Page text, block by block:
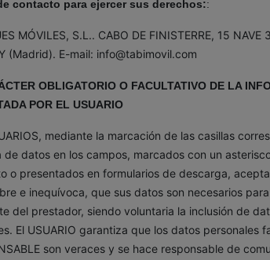
contacto para ejercer sus derechos::
MÓVILES, S.L.. CABO DE FINISTERRE, 15
(Madrid). E-mail: info@tabimovil.com
OBLIGATORIO O FACULTATIVO DE LA
POR EL USUARIO
mediante la marcación de las casillas
de datos en los campos, marcados con un
o presentados en formularios de descarga,
e inequívoca, que sus datos son necesarios
del prestador, siendo voluntaria la inclusión de
El USUARIO garantiza que los datos personales
son veraces y se hace responsable de